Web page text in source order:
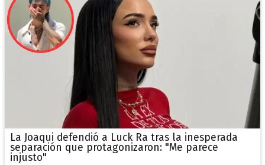
La Joaqui defendió a Luck Ra tras la inesperada
separación que protagonizaron: "Me parece
injusto"